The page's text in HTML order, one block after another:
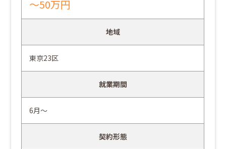
～50万円
地域
東京23区
就業期間
6月～
契約形態